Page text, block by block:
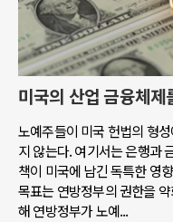
미국의 산업 금융체
노예주들이 미국 헌법의 형
지 않는다. 여기서는 은행과
책이 미국에 남긴 독특한 영
목표는 연방정부의 권한을
해 연방정부가 노예...